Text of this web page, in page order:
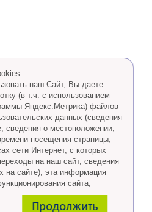
наш Сайт, Вы даете
(в т.ч. с использованием
Яндекс.Метрика) файлов
данных (сведения
сведения о местоположении,
посещения страницы,
сети Интернет, с которых
на наш сайт, сведения
на сайте), эта информация
сайта,
а также статистических
Продолжить